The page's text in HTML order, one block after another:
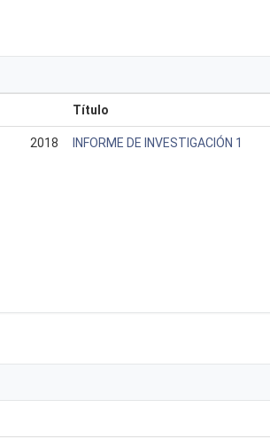
Título
2018 INFORME DE INVESTIGACIÓN 1